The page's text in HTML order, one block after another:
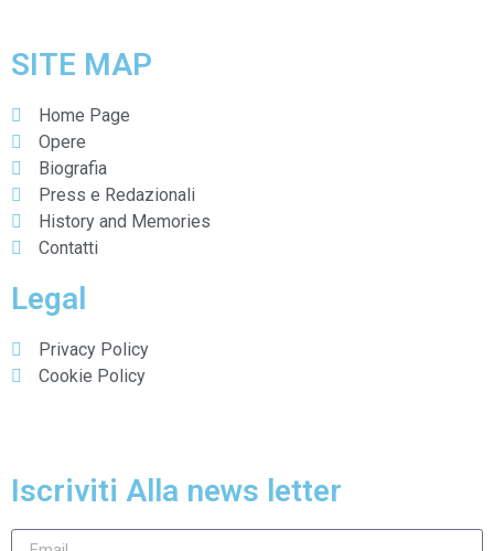
SITE MAP
Home Page
Opere
Biografia
Press e Redazionali
History and Memories
Contatti
Legal
Privacy Policy
Cookie Policy
Iscriviti Alla news letter